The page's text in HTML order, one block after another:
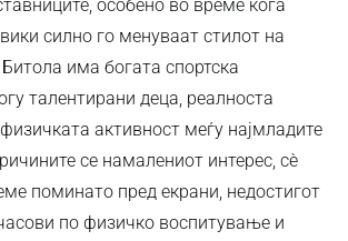
особено во време кога
силно го менуваат стилот на
има богата спортска
талентирани деца, реалноста
активност меѓу најмладите
се намалениот интерес, сè
поминато пред екрани, недостигот
по физичко воспитување и